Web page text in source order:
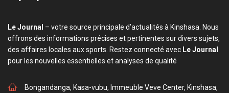
Le Journal – votre source principale d’actualités à Kinshasa. Nous
offrons des informations précises et pertinentes sur divers sujets,
des affaires locales aux sports. Restez connecté avec Le Journal
pour les nouvelles essentielles et analyses de qualité
Bongandanga, Kasa-vubu, Immeuble Veve Center, Kinshasa,